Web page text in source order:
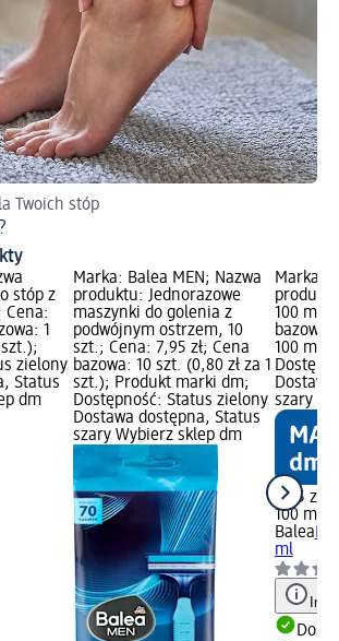
Twoich stóp
stóp z
Cena:
1
zielony
Status
dm
Marka: Balea MEN; Nazwa
produktu: Jednorazowe
maszynki do golenia z
podwójnym ostrzem, 10
szt.; Cena: 7,95 zł; Cena
bazowa: 10 szt. (0,80 zł za 1
szt.); Produkt marki dm;
Dostępność: Status zielony
Dostawa dostępna, Status
szary Wybierz sklep dm
Marka:
100 ml;
bazowa:
100 ml);
szary
7,95 zł
100 ml
Balea
ml